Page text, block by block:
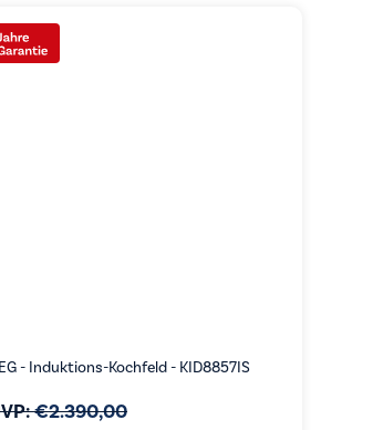
- Induktions-Kochfeld - KID8857IS
€2.390,00